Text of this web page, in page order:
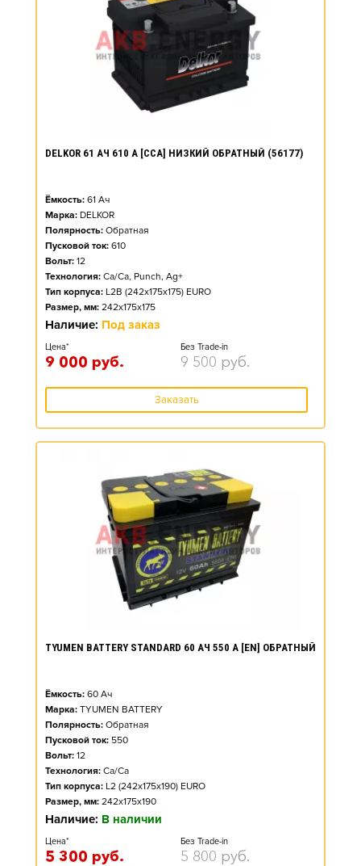
DELKOR 61 АЧ 610 А [CCA] НИЗКИЙ ОБРАТНЫЙ (56177)
Ёмкость: 61 Ач
Марка: DELKOR
Полярность: Обратная
Пусковой ток: 610
Вольт: 12
Технология: Ca/Ca, Punch, Ag+
Тип корпуса: L2B (242x175x175) EURO
Размер, мм: 242x175x175
Наличие: Под заказ
Цена*
9 000 руб.
Без Trade-in
9 500 руб.
Заказать
TYUMEN BATTERY STANDARD 60 АЧ 550 А [EN] ОБРАТНЫЙ
Ёмкость: 60 Ач
Марка: TYUMEN BATTERY
Полярность: Обратная
Пусковой ток: 550
Вольт: 12
Технология: Ca/Ca
Тип корпуса: L2 (242x175x190) EURO
Размер, мм: 242x175x190
Наличие: В наличии
Цена*
5 300 руб.
Без Trade-in
5 800 руб.